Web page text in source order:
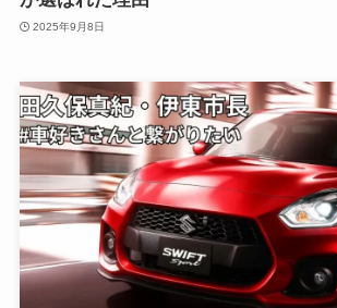
2025年9月8日